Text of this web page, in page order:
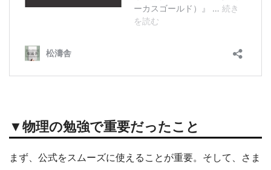
▼物理の勉強で重要だったこと
まず、公式をスムーズに使えることが重要。そして、さま